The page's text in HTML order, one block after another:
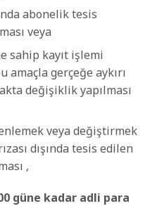
abonelik tesis
veya
sahip kayıt işlemi
amaçla gerçeğe aykırı
değişiklik yapılması
veya değiştirmek
dışında tesis edilen
,
güne kadar adli para